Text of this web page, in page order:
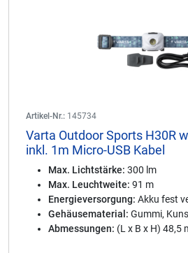
Artikel-Nr.: 145734
Varta Outdoor Sports H30R
inkl. 1m Micro-USB Kabel
Max. Lichtstärke: 300 lm
Max. Leuchtweite: 91 m
Energieversorgung: Akku fest
Gehäusematerial: Gummi,
Abmessungen: (L x B x H) 48,5